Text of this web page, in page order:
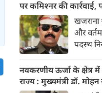
एक
सुर्खियों
गए
केवल
समंदर
हलचल
पर कमिश्‍नर की
अनियमितता
खजराना
और
पदस्थ
है। इसके
संतोष
नवकरणीय ऊर्जा के क्षेत्र
राज्य : मुख्यमंत्री डॉ. मोहन